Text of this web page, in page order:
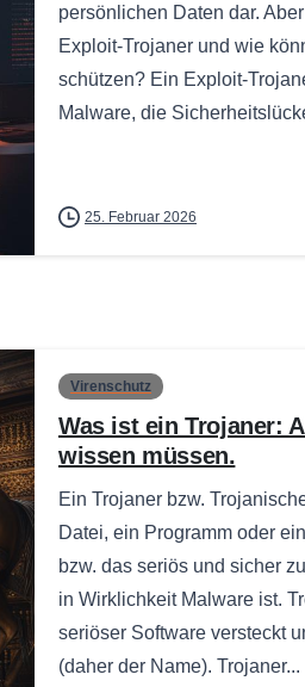
persönlichen Daten dar.
Exploit-Trojaner und wie
schützen? Ein Exploit-
Malware, die
25. Februar 2026
Virenschutz
Was ist ein Trojaner:
wissen müssen.
Ein Trojaner bzw.
Datei, ein Programm oder
bzw. das seriös und sicher
in Wirklichkeit Malware ist.
seriöser Software versteckt
(daher der Name). Trojaner...